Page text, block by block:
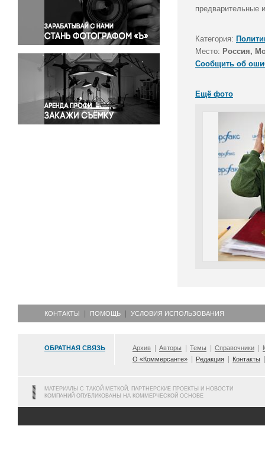
Правосудие
Происшествия и конфликты
Религия
Светская жизнь
Спорт
Экология
Экономика и бизнес
предварительные
Категория:
Место: Россия,
Сообщить об
Ещё фото
КОНТАКТЫ ПОМОЩЬ УСЛОВИЯ ИСПОЛЬЗОВАНИЯ
ОБРАТНАЯ СВЯЗЬ Архив Авторы Темы Справочники
О «Коммерсанте»
Редакция Контакты
МАТЕРИАЛЫ С ТАКОЙ МЕТКОЙ, ПАРТНЕРСКИЕ ПРОЕКТЫ И НОВОСТИ
КОМПАНИЙ ОПУБЛИКОВАНЫ НА КОММЕРЧЕСКОЙ ОСНОВЕ